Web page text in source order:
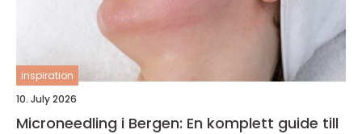
inspiration
10. July 2026
Microneedling i Bergen: En komplett guide till